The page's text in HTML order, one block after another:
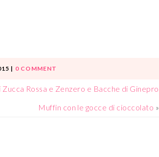
| 0 COMMENT
Rossa e Zenzero e Bacche di Ginepro
Muffin con le gocce di cioccolato »